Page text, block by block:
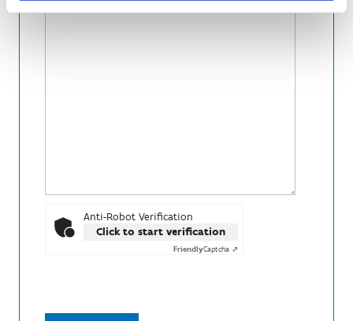
Anti-Robot Verification
Click to start verification
FriendlyCaptcha ⇗